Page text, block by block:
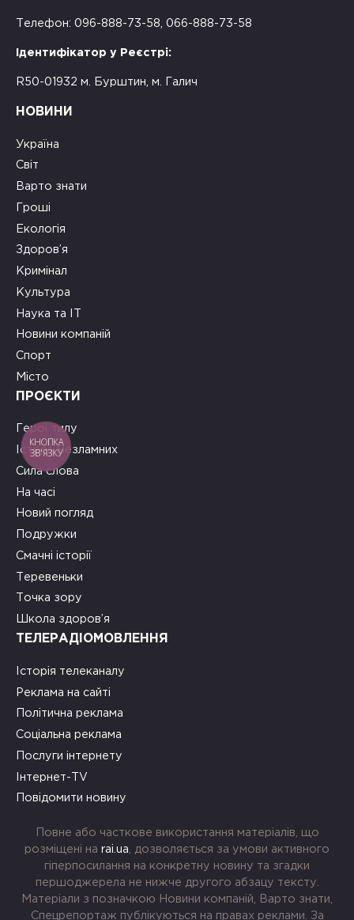
Телефон: 096-888-73-58, 066-888-73-58
Ідентифікатор у Реєстрі:
R50-01932 м. Бурштин, м. Галич
НОВИНИ
Україна
Світ
Варто знати
Гроші
Екологія
Здоров’я
Кримінал
Культура
Наука та ІТ
Новини компаній
Спорт
Місто
ПРОЄКТИ
Герої тилу
Історії Незламних
Сила слова
На часі
Новий погляд
Подружки
Смачні історії
Теревеньки
Точка зору
Школа здоров’я
ТЕЛЕРАДІОМОВЛЕННЯ
Історія телеканалу
Реклама на сайті
Політична реклама
Соціальна реклама
Послуги інтернету
Інтернет-TV
Повідомити новину
Повне або часткове використання матеріалів, що
розміщені на rai.ua , дозволяється за умови активного
гіперпосилання на конкретну новину та згадки
першоджерела не нижче другого абзацу тексту.
Матеріали з позначкою Новини компаній, Варто знати,
Спецрепортаж публікуються на правах реклами. За
КНОПКА
ЗВ'ЯЗКУ